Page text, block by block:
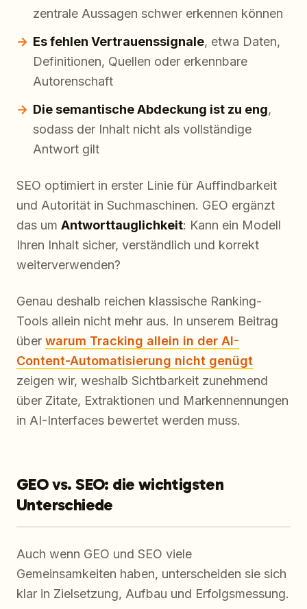
zentrale Aussagen schwer erkennen können
Es fehlen Vertrauenssignale, etwa Daten,
Definitionen, Quellen oder erkennbare
Autorenschaft
Die semantische Abdeckung ist zu eng,
sodass der Inhalt nicht als vollständige
Antwort gilt
SEO optimiert in erster Linie für Auffindbarkeit
und Autorität in Suchmaschinen. GEO ergänzt
das um Antworttauglichkeit: Kann ein Modell
Ihren Inhalt sicher, verständlich und korrekt
weiterverwenden?
Genau deshalb reichen klassische Ranking-
Tools allein nicht mehr aus. In unserem Beitrag
über warum Tracking allein in der AI-
Content-Automatisierung nicht genügt
zeigen wir, weshalb Sichtbarkeit zunehmend
über Zitate, Extraktionen und Markennennungen
in AI-Interfaces bewertet werden muss.
GEO vs. SEO: die wichtigsten
Unterschiede
Auch wenn GEO und SEO viele
Gemeinsamkeiten haben, unterscheiden sie sich
klar in Zielsetzung, Aufbau und Erfolgsmessung.